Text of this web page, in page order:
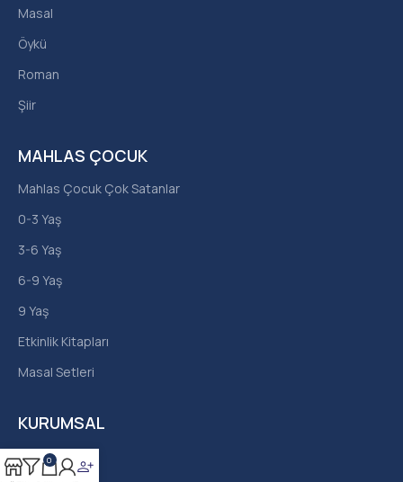
KURUMSAL
Hakkımızda
MAHLAS ÇOCUK
Mahlas Çocuk Çok Satanlar
0-3 Yaş
3-6 Yaş
6-9 Yaş
9 Yaş
Etkinlik Kitapları
Masal Setleri
Masal
Öykü
Roman
Şiir
0